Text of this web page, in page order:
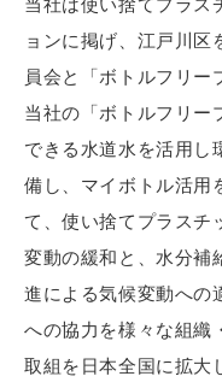
当社は使い捨てプラス
ョンに掲げ、江戸川区
員会と「ボトルフリー
当社の「ボトルフリー
できる水道水を活用し
備し、マイボトル活用
て、使い捨てプラスチ
変動の緩和と、水分補
進による気候変動への
への協力を様々な組織
取組を日本全国に拡大